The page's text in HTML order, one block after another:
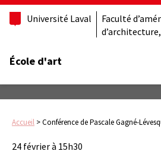
Université Laval
Faculté
École d'art
Accueil >Conférence de Pascale Gagné-
24 février à 15h30